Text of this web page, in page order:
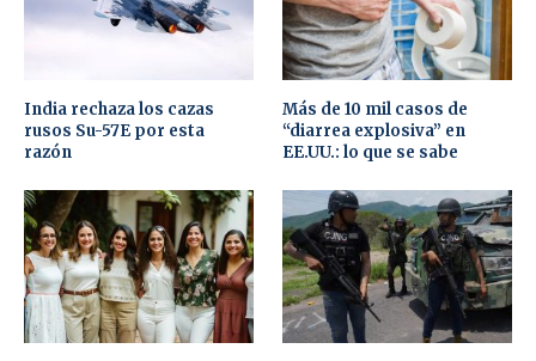
India rechaza los cazas
rusos Su-57E por esta
razón
Más de 10 mil casos de
“diarrea explosiva” en
EE.UU.: lo que se sabe